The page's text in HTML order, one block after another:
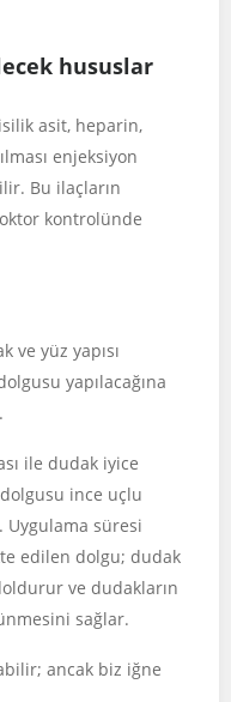
hususlar
asit, heparin,
enjeksiyon
Bu ilaçların
kontrolünde
ve yüz yapısı
yapılacağına
ile dudak iyice
ince uçlu
süresi
edilen dolgu; dudak
ve dudakların
sağlar.
ancak biz iğne